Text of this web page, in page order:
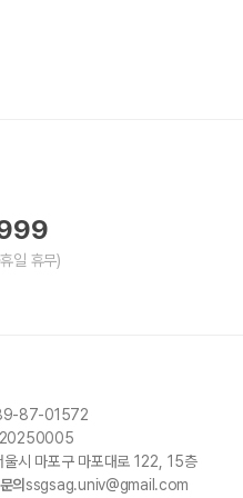
일 휴무)
87-01572
울시 마포구 마포대로 122, 15층
의 ssgsag.univ@gmail.com